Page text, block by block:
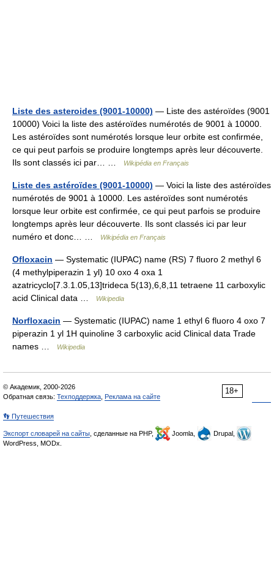
Liste des asteroides (9001-10000) — Liste des astéroïdes (9001
10000) Voici la liste des astéroïdes numérotés de 9001 à 10000.
Les astéroïdes sont numérotés lorsque leur orbite est confirmée,
ce qui peut parfois se produire longtemps après leur découverte.
Ils sont classés ici par… …
Wikipédia en Français
Liste des astéroïdes (9001-10000) — Voici la liste des astéroïdes
numérotés de 9001 à 10000. Les astéroïdes sont numérotés
lorsque leur orbite est confirmée, ce qui peut parfois se produire
longtemps après leur découverte. Ils sont classés ici par leur
numéro et donc… …
Wikipédia en Français
Ofloxacin — Systematic (IUPAC) name (RS) 7 fluoro 2 methyl 6
(4 methylpiperazin 1 yl) 10 oxo 4 oxa 1
azatricyclo[7.3.1.05,13]trideca 5(13),6,8,11 tetraene 11 carboxylic
acid Clinical data …
Wikipedia
Norfloxacin — Systematic (IUPAC) name 1 ethyl 6 fluoro 4 oxo 7
piperazin 1 yl 1H quinoline 3 carboxylic acid Clinical data Trade
names …
Wikipedia
18+
© Академик, 2000-2026
Обратная связь: Техподдержка Реклама на сайте
👣 Путешествия
Экспорт словарей на сайты , сделанные на PHP, Joomla,
Drupal,
WordPress, MODx.